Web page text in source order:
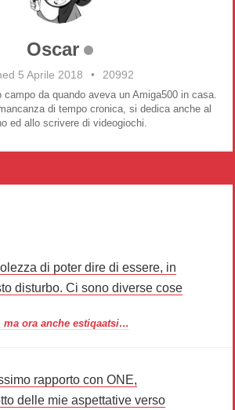
Oscar
5 Aprile 2018 • 20992
da quando aveva un Amiga500 in casa.
di tempo cronica, si dedica anche al
ed allo scrivere di videogiochi.
di poter dire di essere, in
disturbo. Ci sono diverse cose
ma ora anche estiqaatsi…
rapporto con ONE,
delle mie aspettative verso